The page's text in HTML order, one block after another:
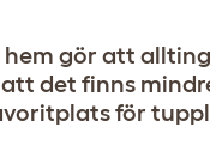
gör att
det finns
för